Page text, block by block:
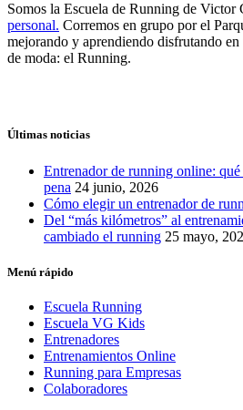
Somos la Escuela de Running de Victor
personal. Corremos en grupo por el
mejorando y aprendiendo disfrutando
de moda: el Running.
Últimas noticias
Entrenador de running online:
pena 24 junio, 2026
Cómo elegir un entrenador de
Del “más kilómetros” al
cambiado el running 25 mayo,
Menú rápido
Escuela Running
Escuela VG Kids
Entrenadores
Entrenamientos Online
Running para Empresas
Colaboradores